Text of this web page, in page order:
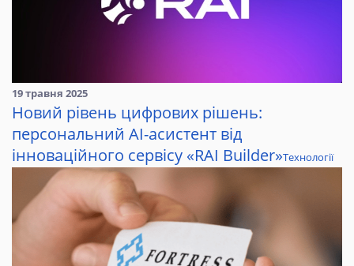
19 травня 2025
Новий рівень цифрових рішень:
персональний AI-асистент від
інноваційного сервісу «RAI Builder»Технології